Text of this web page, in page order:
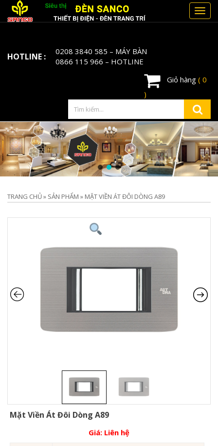
HOTLINE : 0208 3840 585 – MÁY BÀN
0866 115 966 – HOTLINE
Giỏ hàng ( 0
)
TRANG CHỦ» SẢN PHẨM » MẶT VIỀN ÁT ĐÔI DÒNG A89
Mặt Viền Át Đôi Dòng A89
Giá: Liên hệ